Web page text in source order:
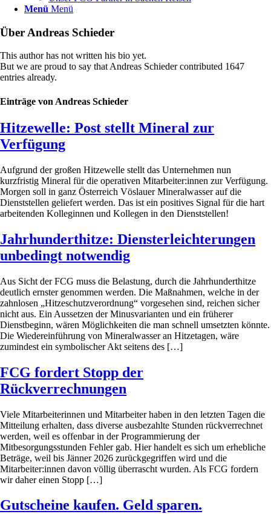
Menü Menü
Über Andreas Schieder
This author has not written his bio yet.
But we are proud to say thatAndreas Schiedercontributed 1647
entries already.
Einträge von Andreas Schieder
Hitzewelle: Post stellt Mineral zur
Verfügung
Aufgrund der großen Hitzewelle stellt das Unternehmen nun
kurzfristig Mineral für die operativen Mitarbeiter:innen zur Verfügung.
Morgen soll in ganz Österreich Vöslauer Mineralwasser auf die
Dienststellen geliefert werden. Das ist ein positives Signal für die hart
arbeitenden Kolleginnen und Kollegen in den Dienststellen!
Jahrhunderthitze: Diensterleichterungen
unbedingt notwendig
Aus Sicht der FCG muss die Belastung, durch die Jahrhunderthitze
deutlich ernster genommen werden. Die Maßnahmen, welche in der
zahnlosen „Hitzeschutzverordnung“ vorgesehen sind, reichen sicher
nicht aus. Ein Aussetzen der Minusvarianten und ein früherer
Dienstbeginn, wären Möglichkeiten die man schnell umsetzten könnte.
Die Wiedereinführung von Mineralwasser an Hitzetagen, wäre
zumindest ein symbolischer Akt seitens des […]
FCG fordert Stopp der
Rückverrechnungen
Viele Mitarbeiterinnen und Mitarbeiter haben in den letzten Tagen die
Mitteilung erhalten, dass diverse ausbezahlte Stunden rückverrechnet
werden, weil es offenbar in der Programmierung der
Mitbesorgungsstunden Fehler gab. Hier handelt es sich um erhebliche
Beträge, weil bis Jänner 2026 zurückgegriffen wird und die
Mitarbeiter:innen davon völlig überrascht wurden. Als FCG fordern
wir daher einen Stopp […]
Gutscheine kaufen. Geld sparen.